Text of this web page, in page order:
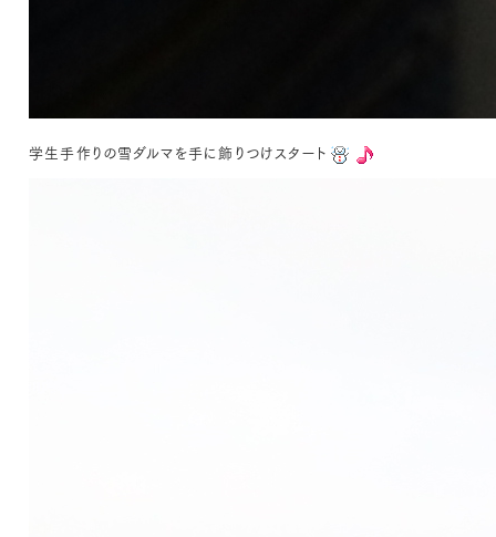
学生手作りの雪ダルマを手に飾りつけスタート